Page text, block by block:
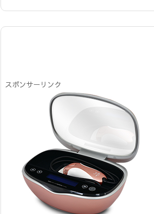
スポンサーリンク